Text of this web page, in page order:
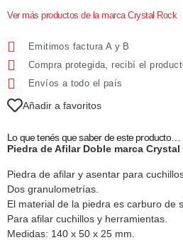
Ver más productos de la marca Crystal Rock
Emitimos factura A y B
Compra protegida, recibí el
Envíos a todo el país
Añadir a favoritos
Lo que tenés que saber de este producto…
Piedra de Afilar Doble marca Crystal
Piedra de afilar y asentar para
Dos granulometrías.
El material de la piedra es carburo de
Para afilar cuchillos y herramientas.
Medidas: 140 x 50 x 25 mm.